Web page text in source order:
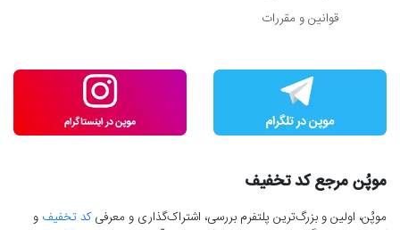
قوانین و مقررات
موپُن مرجع کد تخفیف
موپُن، اولین و بزرگ‌ترین پلتفرم بررسی، اشتراک‌گذاری و معرفیکد تخفیف و